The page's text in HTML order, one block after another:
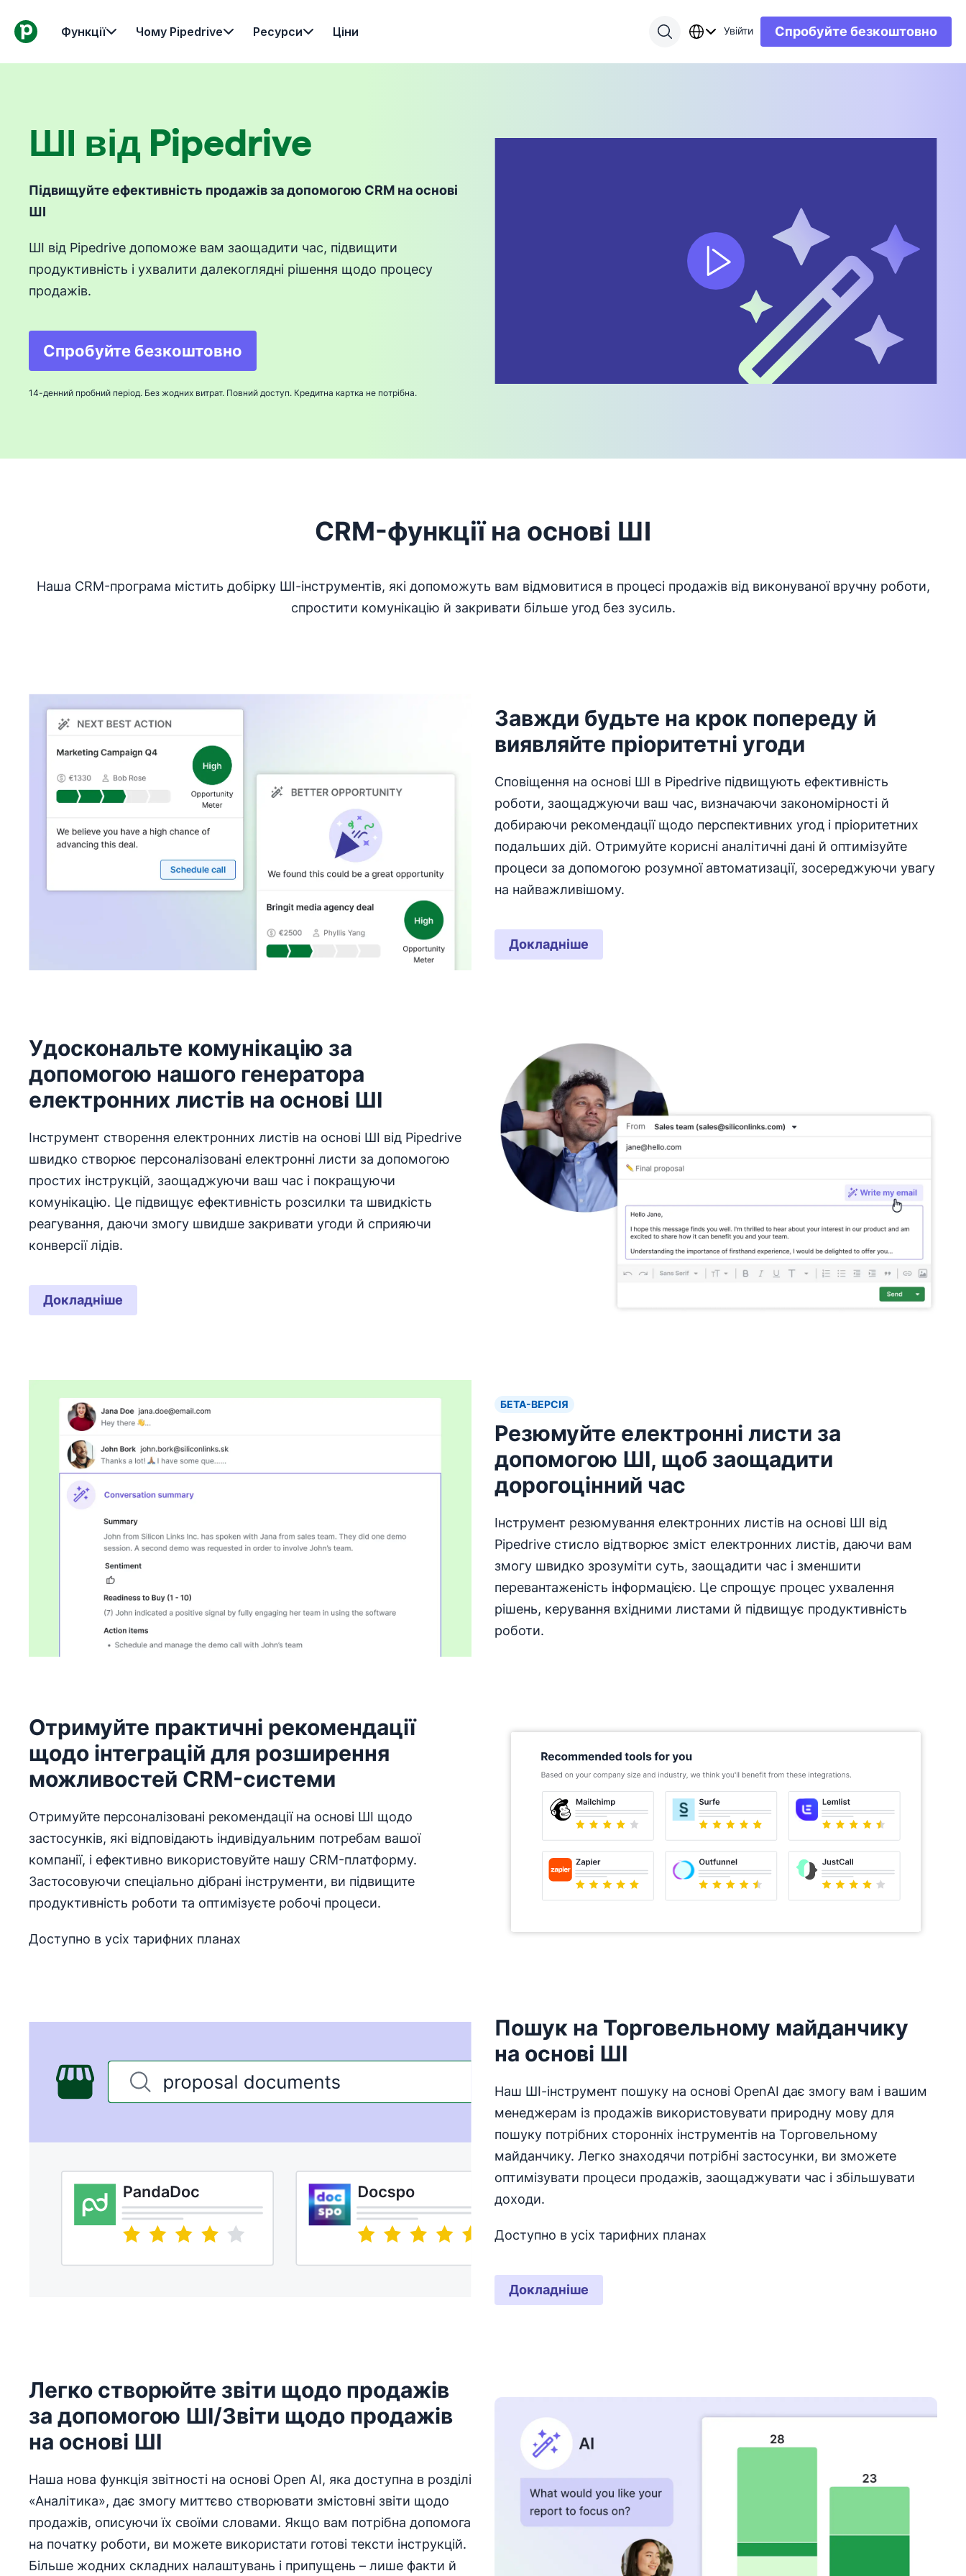
Функції Чому Pipedrive Ресурси Ціни Увійти Спробуйте безкоштовно
ШІ від Pipedrive
Підвищуйте ефективність продажів за допомогою CRM на основі
ШІ
ШІ від Pipedrive допоможе вам заощадити час, підвищити
продуктивність і ухвалити далекоглядні рішення щодо процесу
продажів.
Спробуйте безкоштовно
Відкривається в новому вікні
14-денний пробний період. Без жодних витрат. Повний доступ. Кредитна картка не потрібна.
CRM-функції на основі ШІ
Наша CRM-програма містить добірку ШІ-інструментів, які допоможуть вам відмовитися в процесі продажів від виконуваної вручну роботи,
спростити комунікацію й закривати більше угод без зусиль.
Завжди будьте на крок попереду й
виявляйте пріоритетні угоди
Сповіщення на основі ШІ в Pipedrive підвищують ефективність
роботи, заощаджуючи ваш час, визначаючи закономірності й
добираючи рекомендації щодо перспективних угод і пріоритетних
подальших дій. Отримуйте корисні аналітичні дані й оптимізуйте
процеси за допомогою розумної автоматизації, зосереджуючи увагу
на найважливішому.
ДокладнішеВідкривається в новому вікні
Удоскональте комунікацію за
допомогою нашого генератора
електронних листів на основі ШІ
Інструмент створення електронних листів на основі ШІ від Pipedrive
швидко створює персоналізовані електронні листи за допомогою
простих інструкцій, заощаджуючи ваш час і покращуючи
комунікацію. Це підвищує ефективність розсилки та швидкість
реагування, даючи змогу швидше закривати угоди й сприяючи
конверсії лідів.
ДокладнішеВідкривається в новому вікні
БЕТА-ВЕРСІЯ
Резюмуйте електронні листи за
допомогою ШІ, щоб заощадити
дорогоцінний час
Інструмент резюмування електронних листів на основі ШІ від
Pipedrive стисло відтворює зміст електронних листів, даючи вам
змогу швидко зрозуміти суть, заощадити час і зменшити
перевантаженість інформацією. Це спрощує процес ухвалення
рішень, керування вхідними листами й підвищує продуктивність
роботи.
Отримуйте практичні рекомендації
щодо інтеграцій для розширення
можливостей CRM-системи
Отримуйте персоналізовані рекомендації на основі ШІ щодо
застосунків, які відповідають індивідуальним потребам вашої
компанії, і ефективно використовуйте нашу CRM-платформу.
Застосовуючи спеціально дібрані інструменти, ви підвищите
продуктивність роботи та оптимізуєте робочі процеси.
Доступно в усіх тарифних планах
Пошук на Торговельному майданчику
на основі ШІ
Наш ШІ-інструмент пошуку на основі OpenAI дає змогу вам і вашим
менеджерам із продажів використовувати природну мову для
пошуку потрібних сторонніх інструментів на Торговельному
майданчику. Легко знаходячи потрібні застосунки, ви зможете
оптимізувати процеси продажів, заощаджувати час і збільшувати
доходи.
Доступно в усіх тарифних планах
ДокладнішеВідкривається в новому вікні
Легко створюйте звіти щодо продажів
за допомогою ШІ/Звіти щодо продажів
на основі ШІ
Наша нова функція звітності на основі Open AI, яка доступна в розділі
«Аналітика», дає змогу миттєво створювати змістовні звіти щодо
продажів, описуючи їх своїми словами. Якщо вам потрібна допомога
на початку роботи, ви можете використати готові тексти інструкцій.
Більше жодних складних налаштувань і припущень – лише факти й